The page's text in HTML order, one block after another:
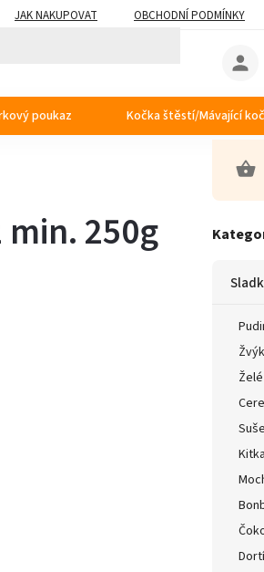
JAK NAKUPOVAT OBCHODNÍ PODMÍNKY
poukaz Kočka štěstí/Mávající
Želé
min. 250g